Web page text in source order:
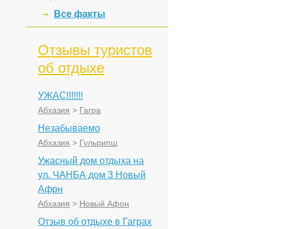
Все факты
Отзывы туристов
об отдыхе
УЖАС!!!!!!!
Абхазия > Гагра
Незабываемо
Абхазия > Гульрипш
Ужасный дом отдыха на
ул. ЧАНБА дом 3 Новый
Афрн
Абхазия > Новый Афон
Отзыв об отдыхе в Гаграх